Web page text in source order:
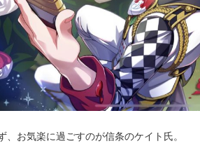
、お気楽に過ごすのが信条のケイト氏。